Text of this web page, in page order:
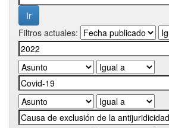
Filtros actuales: